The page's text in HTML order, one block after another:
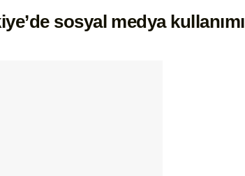
sosyal medya kullanımı